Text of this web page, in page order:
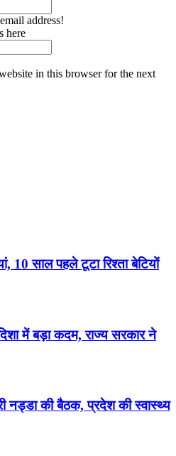
address!
here
in this browser for the next
10 साल पहले टूटा रिश्ता बेटियों
में बड़ा कदम, राज्य सरकार ने
नड्डा की बैठक, प्रदेश की स्वास्थ्य